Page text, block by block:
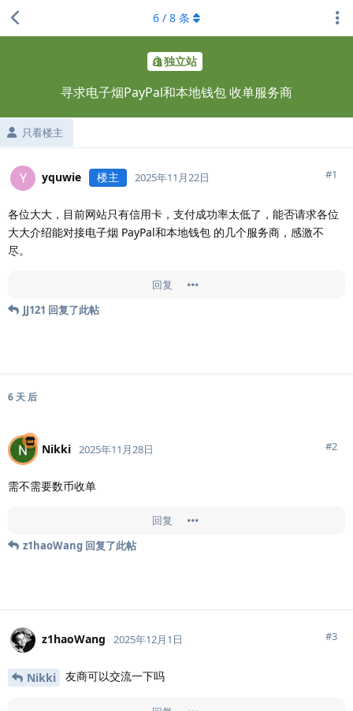
独立站
寻求电子烟PayPal和本地钱包 收单服务商
只看楼主
6 / 8 条
Y yquwie 楼主 2025年11月22日 #1
各位大大，目前网站只有信用卡，支付成功率太低了，能否请求各位
大大介绍能对接电子烟 PayPal和本地钱包 的几个服务商，感激不
尽。
回复
JJ121 回复了此帖
6 天 后
Nikki 2025年11月28日 #2
需不需要数币收单
回复
z1haoWang 回复了此帖
z1haoWang 2025年12月1日 #3
Nikki 友商可以交流一下吗